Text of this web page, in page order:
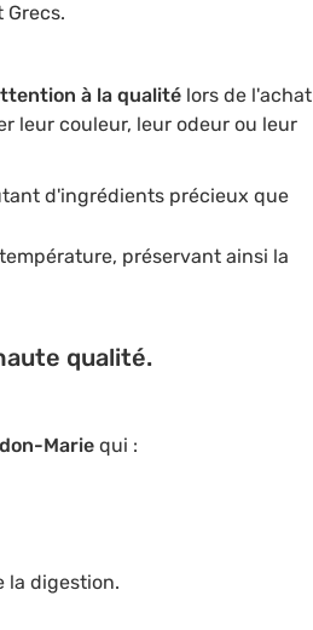
à la qualitélors de l'achat
leur couleur, leur odeur ou leur
d'ingrédients précieux que
préservant ainsi la
qualité.
Mariequi :
la digestion.